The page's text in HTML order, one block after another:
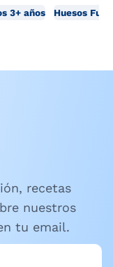
3+ años Huesos
recetas
nuestros
tu email.